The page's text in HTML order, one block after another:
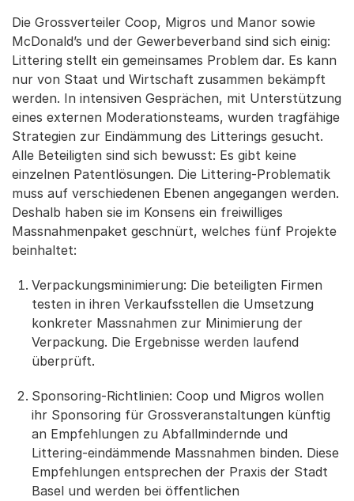
Die Grossverteiler Coop, Migros und Manor sowie
McDonald’s und der Gewerbeverband sind sich einig:
Littering stellt ein gemeinsames Problem dar. Es kann
nur von Staat und Wirtschaft zusammen bekämpft
werden. In intensiven Gesprächen, mit Unterstützung
eines externen Moderationsteams, wurden tragfähige
Strategien zur Eindämmung des Litterings gesucht.
Alle Beteiligten sind sich bewusst: Es gibt keine
einzelnen Patentlösungen. Die Littering-Problematik
muss auf verschiedenen Ebenen angegangen werden.
Deshalb haben sie im Konsens ein freiwilliges
Massnahmenpaket geschnürt, welches fünf Projekte
beinhaltet:
Verpackungsminimierung: Die beteiligten Firmen
testen in ihren Verkaufsstellen die Umsetzung
konkreter Massnahmen zur Minimierung der
Verpackung. Die Ergebnisse werden laufend
überprüft.
Sponsoring-Richtlinien: Coop und Migros wollen
ihr Sponsoring für Grossveranstaltungen künftig
an Empfehlungen zu Abfallmindernde und
Littering-eindämmende Massnahmen binden. Diese
Empfehlungen entsprechen der Praxis der Stadt
Basel und werden bei öffentlichen